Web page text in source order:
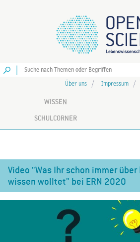
Über uns Impressum
WISSEN
SCHULCORNER
Video "Was Ihr schon immer
wissen wolltet" bei ERN 2020